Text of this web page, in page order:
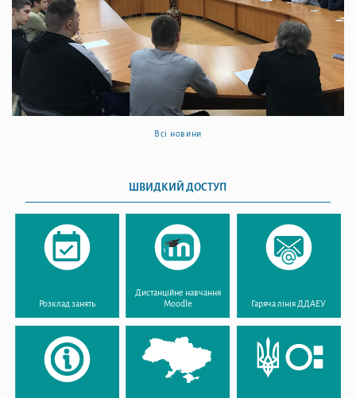
Всі новини
ШВИДКИЙ ДОСТУП
Розклад занять
Дистанційне навчання
Moodle
Гаряча лінія ДДАЕУ